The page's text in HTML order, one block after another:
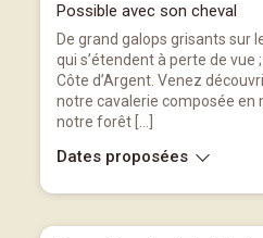
Possible avec son cheval
De grand galops grisants sur
qui s’étendent à perte de vue
Côte d’Argent. Venez
notre cavalerie composée en
notre forêt […]
Dates proposées